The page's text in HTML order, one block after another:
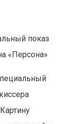
показ
«Персона»